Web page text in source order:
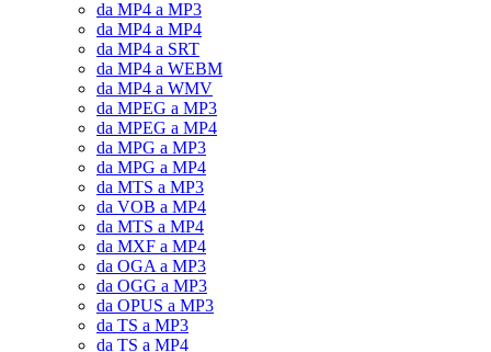
da MP4 a MP3
da MP4 a MP4
da MP4 a SRT
da MP4 a WEBM
da MP4 a WMV
da MPEG a MP3
da MPEG a MP4
da MPG a MP3
da MPG a MP4
da MTS a MP3
da VOB a MP4
da MTS a MP4
da MXF a MP4
da OGA a MP3
da OGG a MP3
da OPUS a MP3
da TS a MP3
da TS a MP4